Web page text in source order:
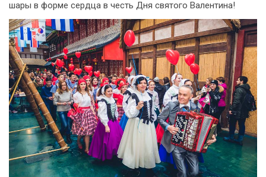
шары в форме сердца в честь Дня святого Валентина!